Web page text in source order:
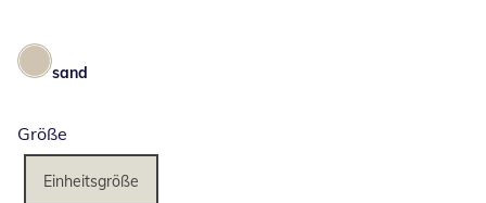
sand
Größe
Einheitsgröße